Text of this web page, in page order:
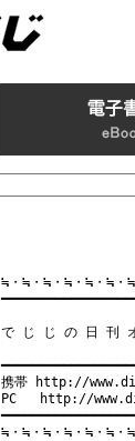
≒・≒・≒・≒・≒・≒・
で じ じ の 日 刊
携帯 http://
PC   http://
≒・≒・≒・≒・≒・≒・